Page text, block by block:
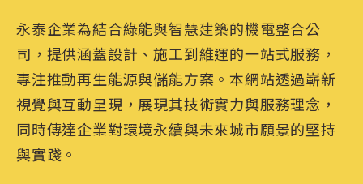
永泰企業為結合綠能與智慧建築的機電整合公
司，提供涵蓋設計、施工到維運的一站式服務，
專注推動再生能源與儲能方案。本網站透過嶄新
視覺與互動呈現，展現其技術實力與服務理念，
同時傳達企業對環境永續與未來城市願景的堅持
與實踐。